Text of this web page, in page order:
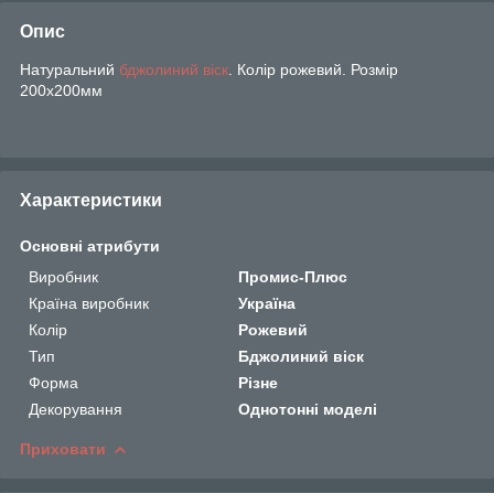
Опис
Натуральний бджолиний віск . Колір рожевий. Розмір
200х200мм
Характеристики
Основні атрибути
Виробник
Промис-Плюс
Країна виробник
Україна
Колір
Рожевий
Тип
Бджолиний віск
Форма
Різне
Декорування
Однотонні моделі
Приховати